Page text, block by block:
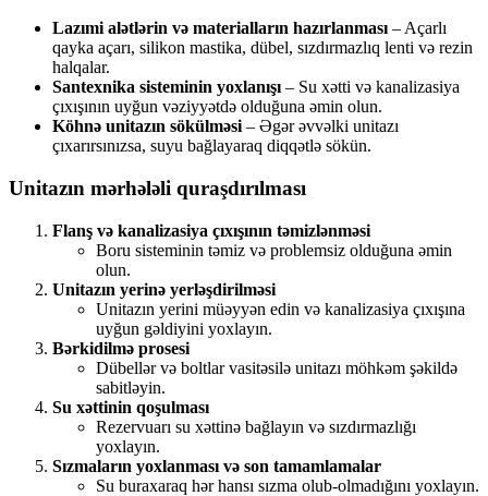
Lazımi alətlərin və materialların hazırlanması – Açarlı
qayka açarı, silikon mastika, dübel, sızdırmazlıq lenti və rezin
halqalar.
Santexnika sisteminin yoxlanışı – Su xətti və kanalizasiya
çıxışının uyğun vəziyyətdə olduğuna əmin olun.
Köhnə unitazın sökülməsi – Əgər əvvəlki unitazı
çıxarırsınızsa, suyu bağlayaraq diqqətlə sökün.
Unitazın mərhələli quraşdırılması
Flanş və kanalizasiya çıxışının təmizlənməsi
Boru sisteminin təmiz və problemsiz olduğuna əmin
olun.
Unitazın yerinə yerləşdirilməsi
Unitazın yerini müəyyən edin və kanalizasiya çıxışına
uyğun gəldiyini yoxlayın.
Bərkidilmə prosesi
Dübellər və boltlar vasitəsilə unitazı möhkəm şəkildə
sabitləyin.
Su xəttinin qoşulması
Rezervuarı su xəttinə bağlayın və sızdırmazlığı
yoxlayın.
Sızmaların yoxlanması və son tamamlamalar
Su buraxaraq hər hansı sızma olub-olmadığını yoxlayın.